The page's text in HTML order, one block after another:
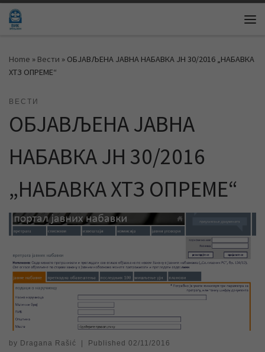
Skip to content
Home » Вести » ОБЈАВЉЕНА ЈАВНА НАБАВКА ЈН 30/2016 „НАБАВКА
ХТЗ ОПРЕМЕ“
ВЕСТИ
ОБЈАВЉЕНА ЈАВНА
НАБАВКА ЈН 30/2016
„НАБАВКА ХТЗ ОПРЕМЕ“
by Dragana Rašić Published 02/11/2016